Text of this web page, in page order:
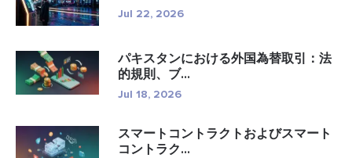
Jul 22, 2026
パキスタンにおける外国為替取引：法
的規則、ブ...
Jul 18, 2026
スマートコントラクトおよびスマート
コントラク...